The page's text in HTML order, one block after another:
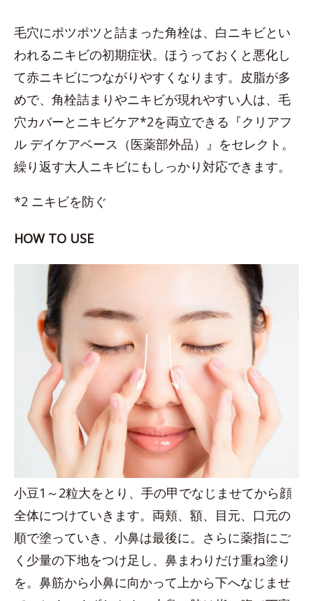
毛穴にポツポツと詰まった角栓は、白ニキビとい
われるニキビの初期症状。ほうっておくと悪化し
て赤ニキビにつながりやすくなります。皮脂が多
めで、角栓詰まりやニキビが現れやすい人は、毛
穴カバーとニキビケア*2を両立できる『クリアフ
ル デイケアベース（医薬部外品）』をセレクト。
繰り返す大人ニキビにもしっかり対応できます。
*2 ニキビを防ぐ
HOW TO USE
小豆1～2粒大をとり、手の甲でなじませてから顔
全体につけていきます。両頬、額、目元、口元の
順で塗っていき、小鼻は最後に。さらに薬指にご
く少量の下地をつけ足し、鼻まわりだけ重ね塗り
を。鼻筋から小鼻に向かって上から下へなじませ